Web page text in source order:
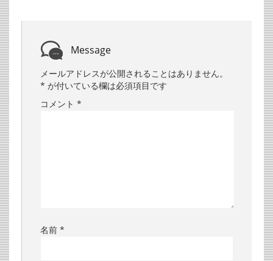
Message
メールアドレスが公開されることはありません。
* が付いている欄は必須項目です
コメント *
名前 *